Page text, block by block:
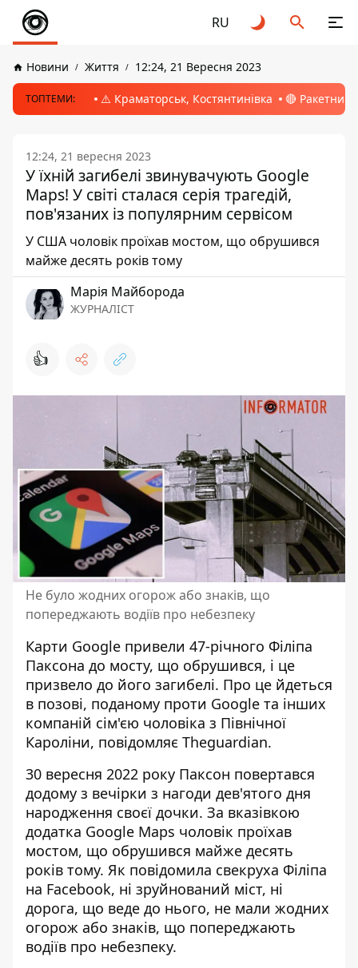
RU
Новини Життя 12:24, 21 Вересня 2023
ТОПТЕМИ: ⚠️ Краматорськ, Костянтинівка 🔴 Ракетний
12:24, 21 вересня 2023
У їхній загибелі звинувачують Google
Maps! У світі сталася серія трагедій,
пов'язаних із популярним сервісом
У США чоловік проїхав мостом, що обрушився
майже десять років тому
Марія Майборода
ЖУРНАЛІСТ
👍
Не було жодних огорож або знаків, що
попереджають водіїв про небезпеку
Карти Google привели 47-річного Філіпа
Паксона до мосту, що обрушився, і це
призвело до його загибелі. Про це йдеться
в позові, поданому проти Google та інших
компаній сім'єю чоловіка з Північної
Кароліни, повідомляє Theguardian.
30 вересня 2022 року Паксон повертався
додому з вечірки з нагоди дев'ятого дня
народження своєї дочки. За вказівкою
додатка Google Maps чоловік проїхав
мостом, що обрушився майже десять
років тому. Як повідомила свекруха Філіпа
на Facebook, ні зруйнований міст, ні
дорога, що веде до нього, не мали жодних
огорож або знаків, що попереджають
водіїв про небезпеку.